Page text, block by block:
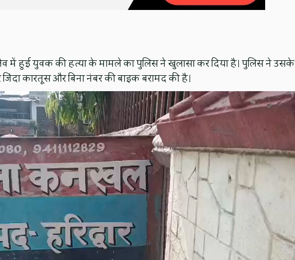
में हुई युवक की हत्या के मामले का पुलिस ने खुलासा कर दिया है। पुलिस ने उसके
जिंदा कारतूस और बिना नंबर की बाइक बरामद की है।